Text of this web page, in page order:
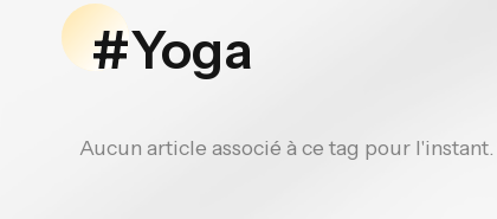
#Yoga
Aucun article associé à ce tag pour l'instant.